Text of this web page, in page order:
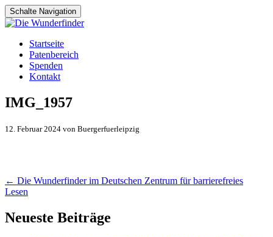
Schalte Navigation
Zum
Inhalt
springen
Startseite
Patenbereich
Spenden
Kontakt
IMG_1957
12. Februar 2024 von Buergerfuerleipzig
Artikel-
Navigation
← Die Wunderfinder im Deutschen Zentrum für barrierefreies
Lesen
Neueste Beiträge